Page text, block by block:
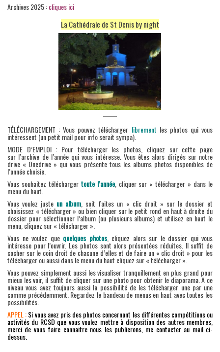
Archives 2025 :cliques ici
La Cathédrale de St Denis by night
——
TÉLÉCHARGEMENT : Vous pouvez télécharger librement les photos qui vous
intéressent (un petit mail pour info serait sympa).
MODE D’EMPLOI : Pour télécharger les photos, cliquez sur cette page
sur l’archive de l’année qui vous intéresse. Vous êtes alors dirigés sur notre
drive « Onedrive » qui vous présente tous les albums photos disponibles de
l’année choisie.
Vous souhaitez télécharger toute l’année, cliquer sur « télécharger » dans le
menu du haut.
Vous voulez juste un album , soit faites un « clic droit » sur le dossier et
choisissez « télécharger » ou bien cliquer sur le petit rond en haut à droite du
dossier pour sélectionner l’album (ou plusieurs albums) et utilisez en haut le
menu, cliquez sur « télécharger ».
Vous ne voulez que quelques photos, cliquez alors sur le dossier qui vous
intéresse pour l’ouvrir. Les photos sont alors présentées réduites. Il suffit de
cocher sur le coin droit de chacune d’elles et de faire un « clic droit » pour les
télécharger ou aussi dans le menu du haut cliquez sur « télécharger ».
Vous pouvez simplement aussi les visualiser tranquillement en plus grand pour
mieux les voir, il suffit de cliquer sur une photo pour obtenir le diaporama. A ce
niveau vous avez toujours aussi la possibilité de les télécharger une par une
comme précédemment. Regardez le bandeau de menus en haut avec toutes les
possibilités.
APPEL :Si vous avez pris des photos concernant les différentes compétitions ou
activités du RCSD que vous voulez mettre à disposition des autres membres,
merci de vous faire connaitre nous les publierons, me contacter au mail ci-
dessus.